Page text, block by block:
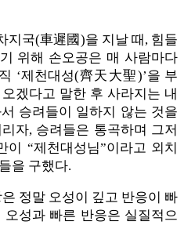
지국(車遲國)을 지날 때, 힘들
위해 손오공은 매 사람마다
‘제천대성(齊天大聖)’을 부
겠다고 말한 후 사라지는 내
승려들이 일하지 않는 것을
자, 승려들은 통곡하며 그저
“제천대성님”이라고 외치
을 구했다.
정말 오성이 깊고 반응이 빠
성과 빠른 반응은 실질적으